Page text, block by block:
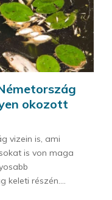
okozott
vizein is, ami
is von maga
keleti részén....